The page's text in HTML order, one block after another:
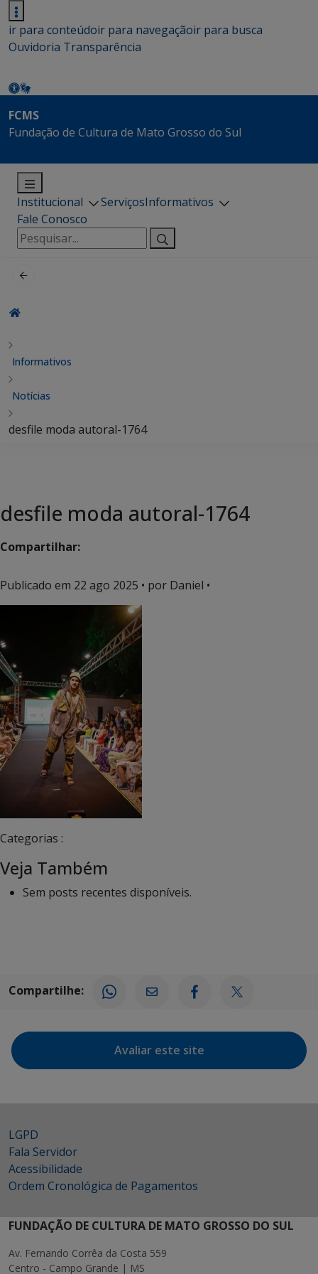
ir para conteúdoir para navegaçãoir para busca
Ouvidoria Transparência
FCMS
Fundação de Cultura de Mato Grosso do Sul
Institucional ServiçosInformativos
Fale Conosco
Pesquisar
por:
Informativos
Notícias
desfile moda autoral-1764
desfile moda autoral-1764
Compartilhar:
Publicado em 22 ago 2025 • por Daniel •
Categorias :
Veja Também
Sem posts recentes disponíveis.
Compartilhe:
Avaliar este site
LGPD
Fala Servidor
Acessibilidade
Ordem Cronológica de Pagamentos
FUNDAÇÃO DE CULTURA DE MATO GROSSO DO SUL
Av. Fernando Corrêa da Costa 559
Centro - Campo Grande | MS